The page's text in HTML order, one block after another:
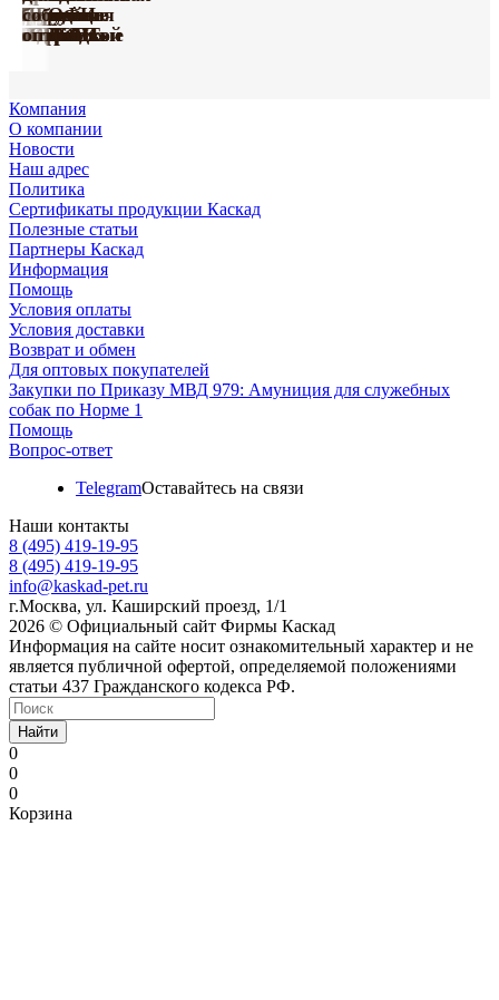
Happy
Farm
серии
«ПРОФИ»
«Де
Люкс»
усиленные
капроновые
Груминг
«Марли»
Игрушки
«Марли»
мягкой
подкладкой
коллекция
«УРБАН»
с грудью
«СПОРТ»
ПРОФИ
оптом
биотана
оптом
собак
оптом
Компания
О компании
Новости
Наш адрес
Политика
Сертификаты продукции Каскад
Полезные статьи
Партнеры Каскад
Информация
Помощь
Условия оплаты
Условия доставки
Возврат и обмен
Для оптовых покупателей
Закупки по Приказу МВД 979: Амуниция для служебных
собак по Норме 1
Помощь
Вопрос-ответ
TelegramОставайтесь на связи
Наши контакты
8 (495) 419-19-95
8 (495) 419-19-95
info@kaskad-pet.ru
г.Москва, ул. Каширский проезд, 1/1
2026 © Официальный сайт Фирмы Каскад
Информация на сайте носит ознакомительный характер и не
является публичной офертой, определяемой положениями
статьи 437 Гражданского кодекса РФ.
Найти
0
0
0
Корзина